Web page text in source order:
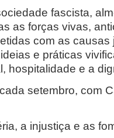
fascista,
as forças vivas,
com as causas
e práticas
hospitalidade e a
setembro, com
a injustiça e as